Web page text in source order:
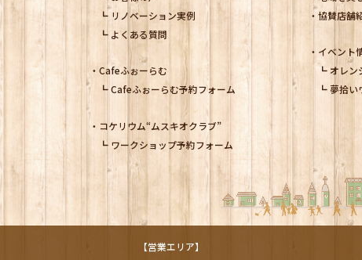
リノベーション実例
よくある質問
Cafeふぉーらむ
Cafeふぉーらむ予約フォーム
コケリウム“ムスキオクラブ”
ワークショップ予約フォーム
協賛店舗
イベント
オレン
夢拾い
【営業エリア】